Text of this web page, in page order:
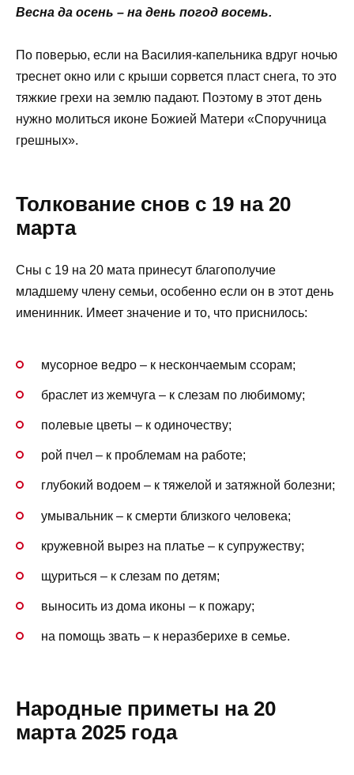
Весна да осень – на день погод восемь.
По поверью, если на Василия-капельника вдруг ночью
треснет окно или с крыши сорвется пласт снега, то это
тяжкие грехи на землю падают. Поэтому в этот день
нужно молиться иконе Божией Матери «Споручница
грешных».
Толкование снов с 19 на 20
марта
Сны с 19 на 20 мата принесут благополучие
младшему члену семьи, особенно если он в этот день
именинник. Имеет значение и то, что приснилось:
мусорное ведро – к нескончаемым ссорам;
браслет из жемчуга – к слезам по любимому;
полевые цветы – к одиночеству;
рой пчел – к проблемам на работе;
глубокий водоем – к тяжелой и затяжной болезни;
умывальник – к смерти близкого человека;
кружевной вырез на платье – к супружеству;
щуриться – к слезам по детям;
выносить из дома иконы – к пожару;
на помощь звать – к неразберихе в семье.
Народные приметы на 20
марта 2025 года